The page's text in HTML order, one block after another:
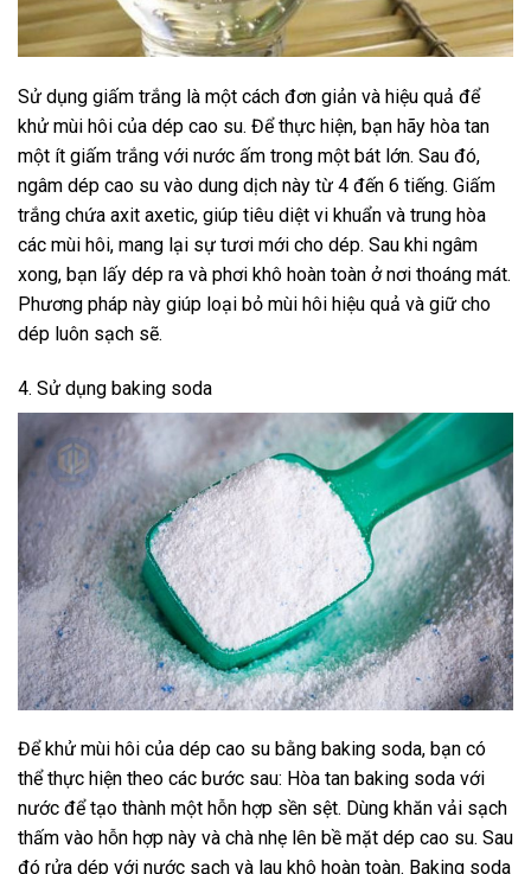
Sử dụng giấm trắng là một cách đơn giản và hiệu quả để
khử mùi hôi của dép cao su. Để thực hiện, bạn hãy hòa tan
một ít giấm trắng với nước ấm trong một bát lớn. Sau đó,
ngâm dép cao su vào dung dịch này từ 4 đến 6 tiếng. Giấm
trắng chứa axit axetic, giúp tiêu diệt vi khuẩn và trung hòa
các mùi hôi, mang lại sự tươi mới cho dép. Sau khi ngâm
xong, bạn lấy dép ra và phơi khô hoàn toàn ở nơi thoáng mát.
Phương pháp này giúp loại bỏ mùi hôi hiệu quả và giữ cho
dép luôn sạch sẽ.
4. Sử dụng baking soda
Để khử mùi hôi của dép cao su bằng baking soda, bạn có
thể thực hiện theo các bước sau: Hòa tan baking soda với
nước để tạo thành một hỗn hợp sền sệt. Dùng khăn vải sạch
thấm vào hỗn hợp này và chà nhẹ lên bề mặt dép cao su. Sau
đó rửa dép với nước sạch và lau khô hoàn toàn. Baking soda